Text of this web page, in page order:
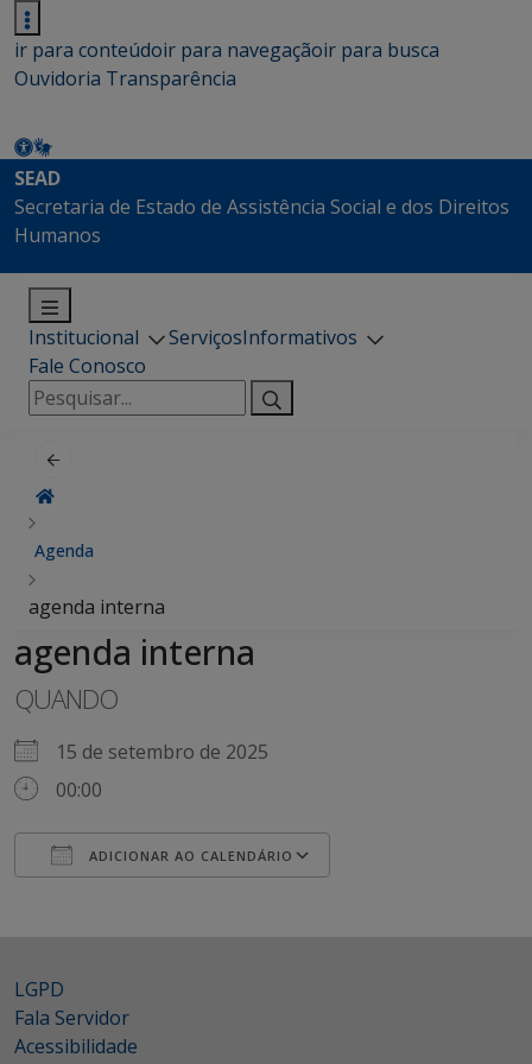
ir para conteúdoir para navegaçãoir para busca
Ouvidoria Transparência
SEAD
Secretaria de Estado de Assistência Social e dos Direitos
Humanos
Institucional ServiçosInformativos
Fale Conosco
Pesquisar
por:
Agenda
agenda interna
agenda interna
QUANDO
15 de setembro de 2025
00:00
ADICIONAR AO CALENDÁRIO
LGPD
Fala Servidor
Acessibilidade